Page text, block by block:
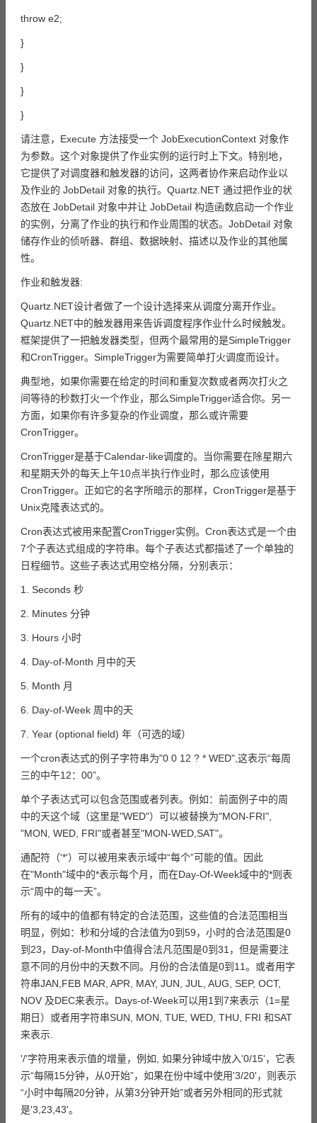
throw e2;
}
}
}
}
请注意，Execute 方法接受一个 JobExecutionContext 对象作
为参数。这个对象提供了作业实例的运行时上下文。特别地，
它提供了对调度器和触发器的访问，这两者协作来启动作业以
及作业的 JobDetail 对象的执行。Quartz.NET 通过把作业的状
态放在 JobDetail 对象中并让 JobDetail 构造函数启动一个作业
的实例，分离了作业的执行和作业周围的状态。JobDetail 对象
储存作业的侦听器、群组、数据映射、描述以及作业的其他属
性。
作业和触发器:
Quartz.NET设计者做了一个设计选择来从调度分离开作业。
Quartz.NET中的触发器用来告诉调度程序作业什么时候触发。
框架提供了一把触发器类型，但两个最常用的是SimpleTrigger
和CronTrigger。SimpleTrigger为需要简单打火调度而设计。
典型地，如果你需要在给定的时间和重复次数或者两次打火之
间等待的秒数打火一个作业，那么SimpleTrigger适合你。另一
方面，如果你有许多复杂的作业调度，那么或许需要
CronTrigger。
CronTrigger是基于Calendar-like调度的。当你需要在除星期六
和星期天外的每天上午10点半执行作业时，那么应该使用
CronTrigger。正如它的名字所暗示的那样，CronTrigger是基于
Unix克隆表达式的。
Cron表达式被用来配置CronTrigger实例。Cron表达式是一个由
7个子表达式组成的字符串。每个子表达式都描述了一个单独的
日程细节。这些子表达式用空格分隔，分别表示：
1. Seconds 秒
2. Minutes 分钟
3. Hours 小时
4. Day-of-Month 月中的天
5. Month 月
6. Day-of-Week 周中的天
7. Year (optional field) 年（可选的域）
一个cron表达式的例子字符串为"0 0 12 ? * WED",这表示“每周
三的中午12：00”。
单个子表达式可以包含范围或者列表。例如：前面例子中的周
中的天这个域（这里是"WED"）可以被替换为"MON-FRI",
"MON, WED, FRI"或者甚至"MON-WED,SAT"。
通配符（'*'）可以被用来表示域中“每个”可能的值。因此
在"Month"域中的*表示每个月，而在Day-Of-Week域中的*则表
示“周中的每一天”。
所有的域中的值都有特定的合法范围，这些值的合法范围相当
明显，例如：秒和分域的合法值为0到59，小时的合法范围是0
到23，Day-of-Month中值得合法凡范围是0到31，但是需要注
意不同的月份中的天数不同。月份的合法值是0到11。或者用字
符串JAN,FEB MAR, APR, MAY, JUN, JUL, AUG, SEP, OCT,
NOV 及DEC来表示。Days-of-Week可以用1到7来表示（1=星
期日）或者用字符串SUN, MON, TUE, WED, THU, FRI 和SAT
来表示.
'/'字符用来表示值的增量，例如, 如果分钟域中放入'0/15'，它表
示“每隔15分钟，从0开始”，如果在份中域中使用'3/20'，则表示
“小时中每隔20分钟，从第3分钟开始”或者另外相同的形式就
是'3,23,43'。